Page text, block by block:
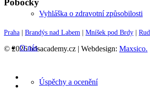
Vyhláška o zdravotní způsobilosti
O nás
Úspěchy a ocenění
Pobočky
Praha | Brandýs nad Labem | Mníšek pod Brdy |
© 2026 bdsacademy.cz | Webdesign: Maxsico.